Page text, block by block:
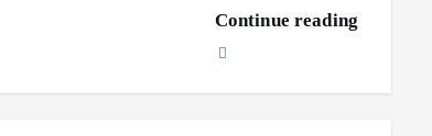
Continue reading